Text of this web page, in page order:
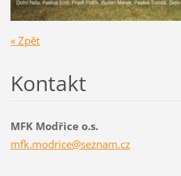
« Zpět
Kontakt
MFK Modřice o.s.
mfk.modrice@seznam.cz